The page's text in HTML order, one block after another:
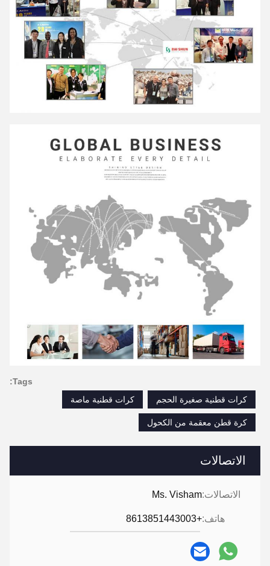
الاتصالات
الاتصالات:Ms. Visham
هاتف:+8613851443003
Tags:
كرات قطنية صغيرة الحجم
كرات قطنية ماصة
كرة قطن معقمة من الكحول